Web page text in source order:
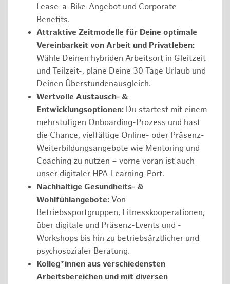
Lease-a-Bike-Angebot und Corporate
Benefits.
Attraktive Zeitmodelle für Deine optimale
Vereinbarkeit von Arbeit und Privatleben:
Wähle Deinen hybriden Arbeitsort in Gleitzeit
und Teilzeit-, plane Deine 30 Tage Urlaub und
Deinen Überstundenausgleich.
Wertvolle Austausch- &
Entwicklungsoptionen: Du startest mit einem
mehrstufigen Onboarding-Prozess und hast
die Chance, vielfältige Online- oder Präsenz-
Weiterbildungsangebote wie Mentoring und
Coaching zu nutzen – vorne voran ist auch
unser digitaler HPA-Learning-Port.
Nachhaltige Gesundheits- &
Wohlfühlangebote: Von
Betriebssportgruppen, Fitnesskooperationen,
über digitale und Präsenz-Events und -
Workshops bis hin zu betriebsärztlicher und
psychosozialer Beratung.
Kolleg*innen aus verschiedensten
Arbeitsbereichen und mit diversen